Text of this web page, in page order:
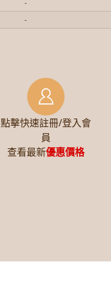
點擊快速註冊/登入會
員
查看最新優惠價格
-
-